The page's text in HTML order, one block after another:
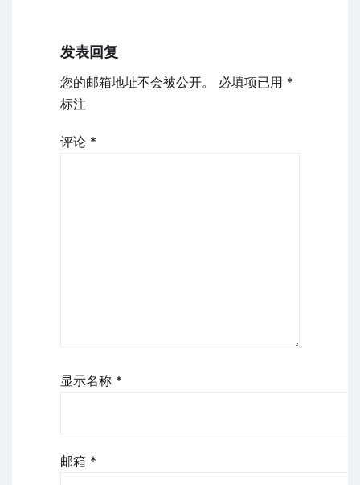
发表回复
您的邮箱地址不会被公开。 必填项已用 *
标注
评论 *
显示名称 *
邮箱 *